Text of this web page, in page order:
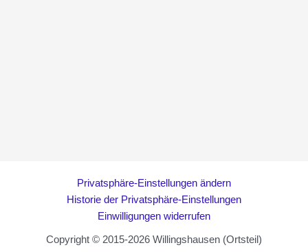
Privatsphäre-Einstellungen ändern
Historie der Privatsphäre-Einstellungen
Einwilligungen widerrufen
Copyright © 2015-2026 Willingshausen (Ortsteil)